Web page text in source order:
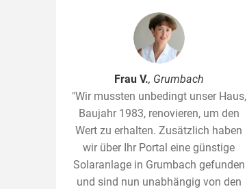
Frau V., Grumbach
"Wir mussten unbedingt unser Haus,
Baujahr 1983, renovieren, um den
Wert zu erhalten. Zusätzlich haben
wir über Ihr Portal eine günstige
Solaranlage in Grumbach gefunden
und sind nun unabhängig von den